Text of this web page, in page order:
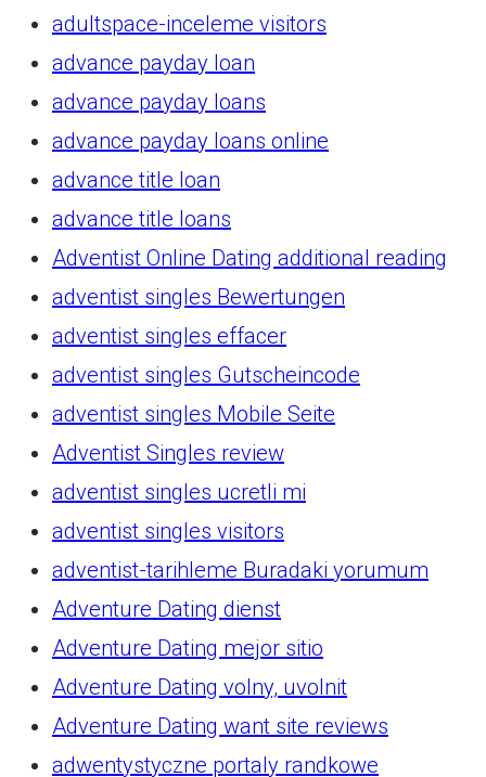
adultspace-inceleme visitors
advance payday loan
advance payday loans
advance payday loans online
advance title loan
advance title loans
Adventist Online Dating additional reading
adventist singles Bewertungen
adventist singles effacer
adventist singles Gutscheincode
adventist singles Mobile Seite
Adventist Singles review
adventist singles ucretli mi
adventist singles visitors
adventist-tarihleme Buradaki yorumum
Adventure Dating dienst
Adventure Dating mejor sitio
Adventure Dating volny, uvolnit
Adventure Dating want site reviews
adwentystyczne portaly randkowe